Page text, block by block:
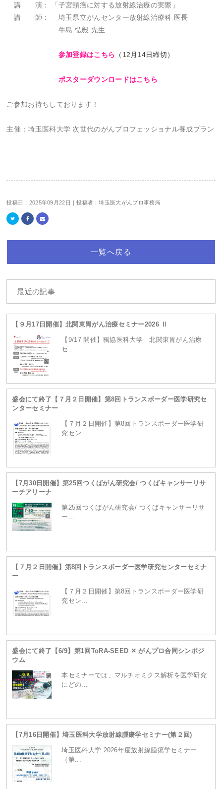
講 演： 「⼦宮頸癌に対する放射線治療の実際」
講 師： 埼⽟県⽴がんセンター放射線治療科 医⻑
⽜島 弘毅 先生
参加登録はこちら （12月14日締切）
ポスターダウンロードはこちら
ご参加お待ちしております！
主催：埼玉医科大学 次世代のがんプロフェッショナル養成プラン
投稿日：2025年09月22日｜投稿者：埼玉医大がんプロ事務局
一覧へ戻る
最近の記事
【９月17日開催】北関東胃がん治療セミナー2026 Ⅱ
【9/17 開催】獨協医科大学 北関東胃がん治療
セ...
盛会にて終了【７月２日開催】第8回トランスボーダー医学研究セ
ンターセミナー
【７月２日開催】第8回トランスボーダー医学研
究セン...
【7月30日開催】第25回つくばがん研究会/ つくばキャンサーリサ
ーチアリーナ
第25回つくばがん研究会/ つくばキャンサーリサ
ー...
【７月２日開催】第8回トランスボーダー医学研究センターセミナ
ー
【７月２日開催】第8回トランスボーダー医学研
究セン...
盛会にて終了【6/9】第1回ToRA-SEED ✕ がんプロ合同シンポジ
ウム
本セミナーでは、マルチオミクス解析を医学研究
にどの...
【7月16日開催】埼玉医科大学放射線腫瘍学セミナー(第２回)
埼玉医科大学 2026年度放射線腫瘍学セミナー
（第...